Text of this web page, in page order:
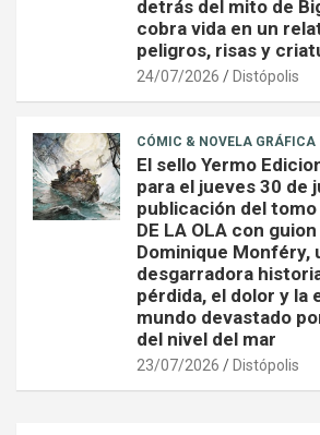
detrás del mito de
cobra vida en un
peligros, risas y
24/07/2026 Distópolis
CÓMIC & NOVELA GRÁFICA
El sello Yermo
para el jueves 30 de
publicación del tomo
DE LA OLA con
Dominique Monféry,
desgarradora
pérdida, el dolor y la
mundo devastado
del nivel del mar
23/07/2026 Distópolis